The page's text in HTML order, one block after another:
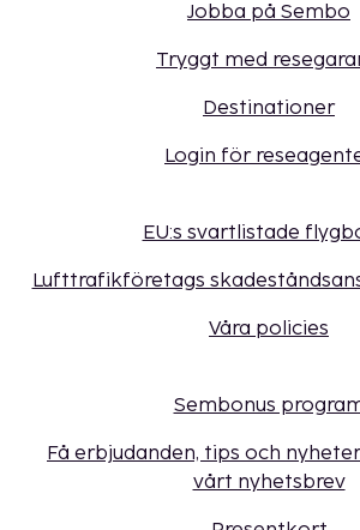
Jobba på Sembo
Tryggt med
Destinationer
Login för
EU:s svartlistade
Lufttrafikföretags
Våra policies
Sembonus
Få erbjudanden, tips och
vårt nyhetsbrev